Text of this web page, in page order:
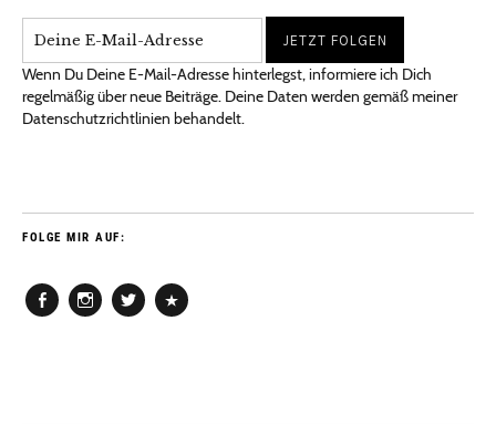
Wenn Du Deine E-Mail-Adresse hinterlegst, informiere ich Dich
regelmäßig über neue Beiträge. Deine Daten werden gemäß meiner
Datenschutzrichtlinien behandelt.
FOLGE MIR AUF: